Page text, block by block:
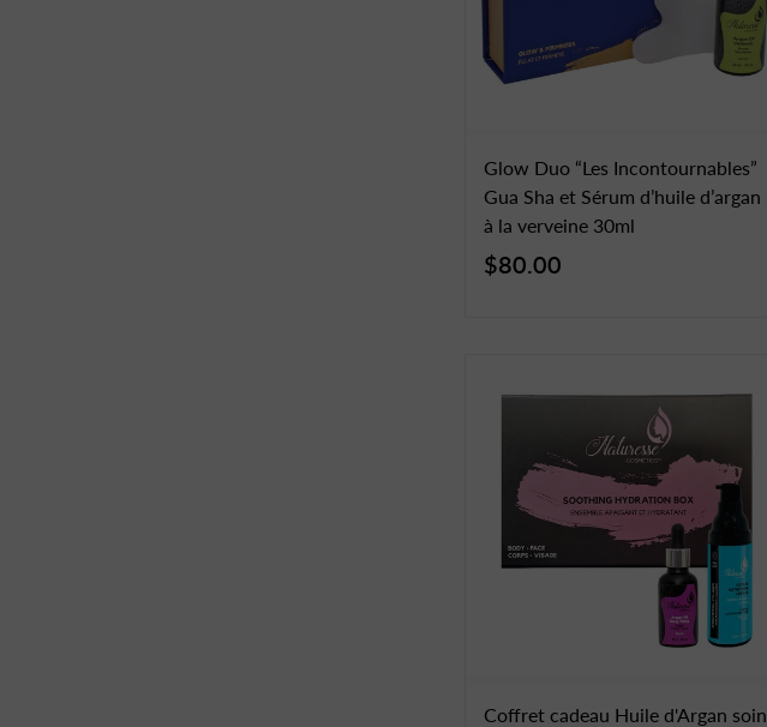
Glow Duo “Les Incontournables”
Gua Sha et Sérum d’huile d’argan
à la verveine 30ml
$80.00
Coffret cadeau Huile d'Argan soin